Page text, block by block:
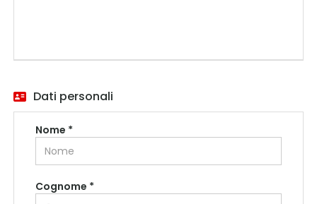
Dati personali
Nome *
Cognome *